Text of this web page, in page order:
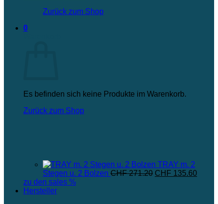
Zurück zum Shop
0
Es befinden sich keine Produkte im Warenkorb.
Zurück zum Shop
TRAY m. 2
Stegen u. 2 Bolzen CHF271.20 Ursprünglicher
CHF 135.60
zu den sales %
Hersteller